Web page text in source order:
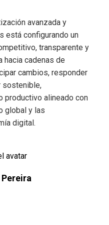
avanzada y
está configurando un
transparente y
hacia cadenas de
cambios, responder
sostenible,
productivo alineado con
global y las
digital.